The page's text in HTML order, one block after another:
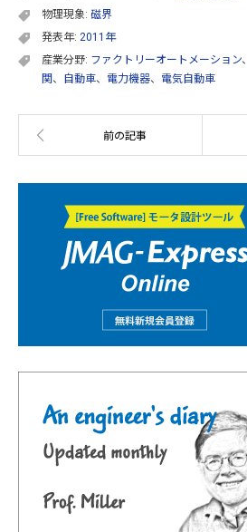
物理現象: 磁界
発表年: 2011年
産業分野: ファクトリーオートメーション、
関 、 自動車、 電力機器、 電気自動車